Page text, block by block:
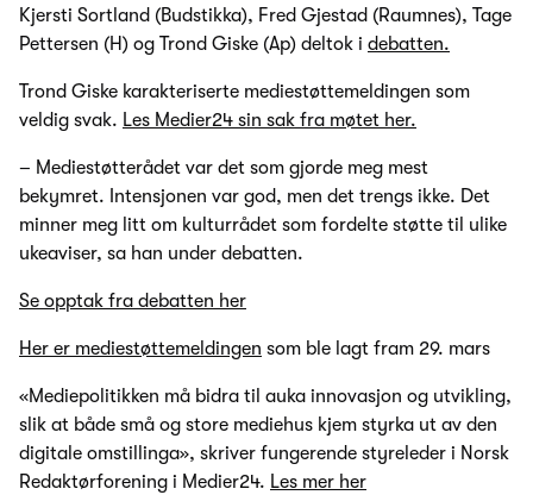
Kjersti Sortland (Budstikka), Fred Gjestad (Raumnes), Tage
Pettersen (H) og Trond Giske (Ap) deltok i debatten.
Trond Giske karakteriserte mediestøttemeldingen som
veldig svak. Les Medier24 sin sak fra møtet her.
– Mediestøtterådet var det som gjorde meg mest
bekymret. Intensjonen var god, men det trengs ikke. Det
minner meg litt om kulturrådet som fordelte støtte til ulike
ukeaviser, sa han under debatten.
Se opptak fra debatten her
Her er mediestøttemeldingen som ble lagt fram 29. mars
«Mediepolitikken må bidra til auka innovasjon og utvikling,
slik at både små og store mediehus kjem styrka ut av den
digitale omstillinga», skriver fungerende styreleder i Norsk
Redaktørforening i Medier24. Les mer her